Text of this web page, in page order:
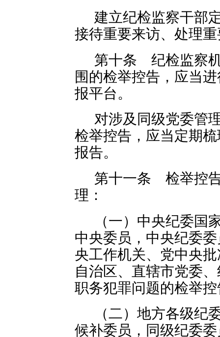
建立纪检监察干部
接待重要来访、处理
第十条 纪检监察
围的检举控告，应当
报平台。
对涉及同级党委管
检举控告，应当定期
报告。
第十一条 检举控
理：
（一）中央纪委国
中央委员，中央纪委
央工作机关、党中央
自治区、直辖市党委
职务犯罪问题的检举
（二）地方各级纪
候补委员，同级纪委